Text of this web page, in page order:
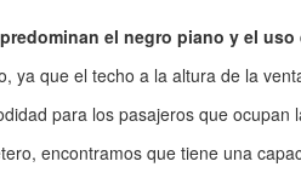
predominan el negro piano y el
ya que el techo a la altura de la
para los pasajeros que ocupan
encontramos que tiene una